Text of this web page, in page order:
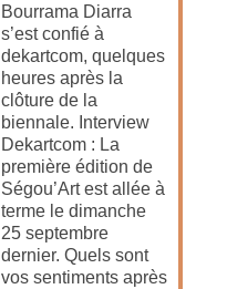
Bourrama Diarra
s’est confié à
dekartcom, quelques
heures après la
clôture de la
biennale. Interview
Dekartcom : La
première édition de
Ségou’Art est allée à
terme le dimanche
25 septembre
dernier. Quels sont
vos sentiments après